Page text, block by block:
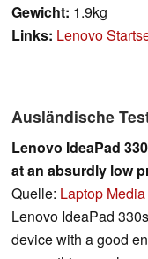
Gewicht: 1.9kg
Links: Lenovo
Ausländische
Lenovo IdeaPad
at an absurdly low
Quelle: Laptop Media
Lenovo IdeaPad
device with a good